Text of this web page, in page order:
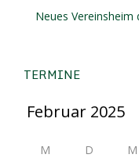
Neues
TERMINE
M D M